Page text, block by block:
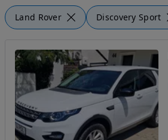
Land Rover Discovery Sport